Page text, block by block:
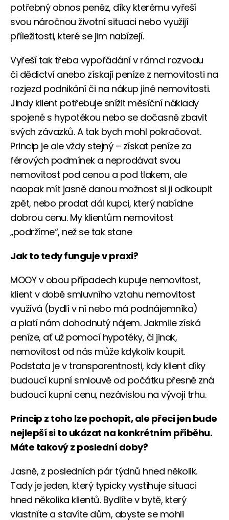
potřebný obnos peněz, díky kterému vyřeší
svou náročnou životní situaci nebo využijí
příležitosti, které se jim nabízejí.
Vyřeší tak třeba vypořádání v rámci rozvodu
či dědictví anebo získají peníze z nemovitosti na
rozjezd podnikání či na nákup jiné nemovitosti.
Jindy klient potřebuje snížit měsíční náklady
spojené s hypotékou nebo se dočasně zbavit
svých závazků. A tak bych mohl pokračovat.
Princip je ale vždy stejný – získat peníze za
férových podmínek a neprodávat svou
nemovitost pod cenou a pod tlakem, ale
naopak mít jasně danou možnost si ji odkoupit
zpět, nebo prodat dál kupci, který nabídne
dobrou cenu. My klientům nemovitost
„podržíme“, než se tak stane
Jak to tedy funguje v praxi?
MOOY v obou případech kupuje nemovitost,
klient v době smluvního vztahu nemovitost
využívá (bydlí v ní nebo má podnájemníka)
a platí nám dohodnutý nájem. Jakmile získá
peníze, ať už pomocí hypotéky, či jinak,
nemovitost od nás může kdykoliv koupit.
Podstata je v transparentnosti, kdy klient díky
budoucí kupní smlouvě od počátku přesně zná
budoucí kupní cenu, nezávislou na vývoji trhu.
Princip z toho lze pochopit, ale přeci jen bude
nejlepší si to ukázat na konkrétním příběhu.
Máte takový z poslední doby?
Jasně, z posledních pár týdnů hned několik.
Tady je jeden, který typicky vystihuje situaci
hned několika klientů. Bydlíte v bytě, který
vlastníte a stavíte dům, abyste se mohli